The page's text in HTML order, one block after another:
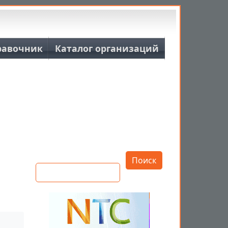
Каталог организаций